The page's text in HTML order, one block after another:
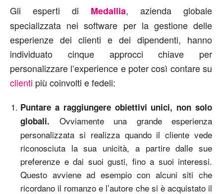
Gli esperti di Medallia, azienda globale
specializzata nei software per la gestione delle
esperienze dei clienti e dei dipendenti, hanno
individuato cinque approcci chiave per
personalizzare l’experience e poter così contare su
clienti più coinvolti e fedeli:
Puntare a raggiungere obiettivi unici, non solo
globali. Ovviamente una grande esperienza
personalizzata si realizza quando il cliente vede
riconosciuta la sua unicità, a partire dalle sue
preferenze e dai suoi gusti, fino a suoi interessi.
Questo avviene ad esempio con alcuni siti che
ricordano il romanzo e l’autore che si è acquistato il